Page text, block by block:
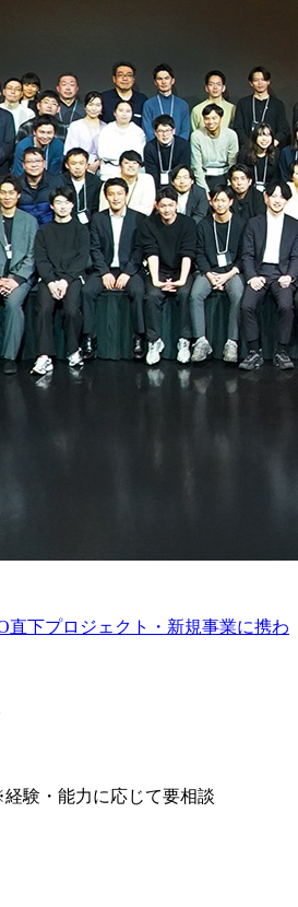
直下プロジェクト・新規事業に携わ
験・能力に応じて要相談